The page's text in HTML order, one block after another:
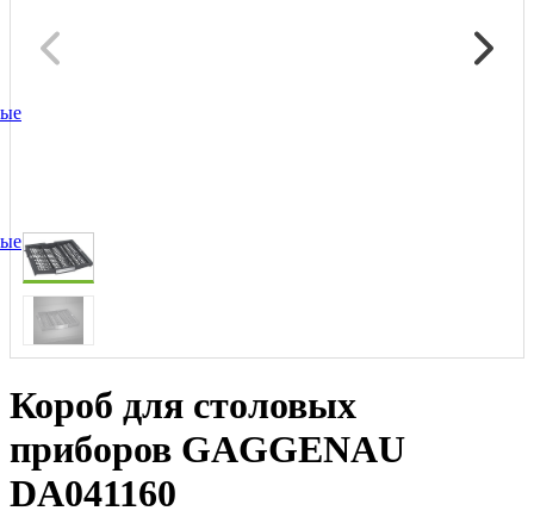
Короб для столовых
приборов GAGGENAU
DA041160